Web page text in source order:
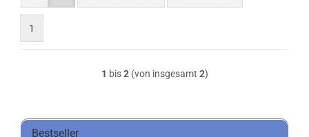
1
1 bis2(von insgesamt 2)
Bestseller